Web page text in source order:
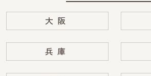
大阪
兵庫